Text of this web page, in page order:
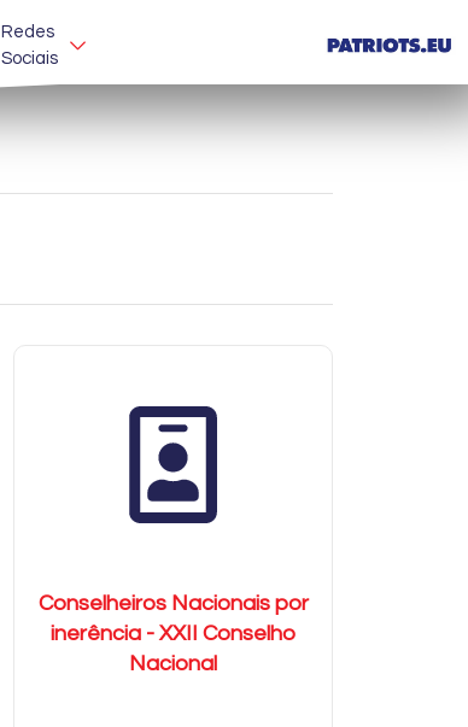
Redes
Sociais
Conselheiros Nacionais por
inerência - XXII Conselho
Nacional